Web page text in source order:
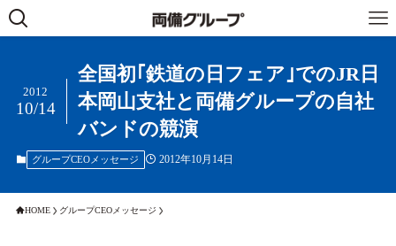
全国初｢鉄道の日フェア｣でのJR日
本岡山支社と両備グループの自社
バンドの競演
2012
10/14
グループCEOメッセージ 2012年10月14日
HOME グループCEOメッセージ